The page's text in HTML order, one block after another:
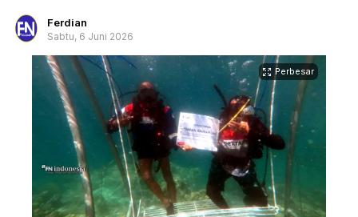
Ferdian
Sabtu, 6 Juni 2026
Perbesar